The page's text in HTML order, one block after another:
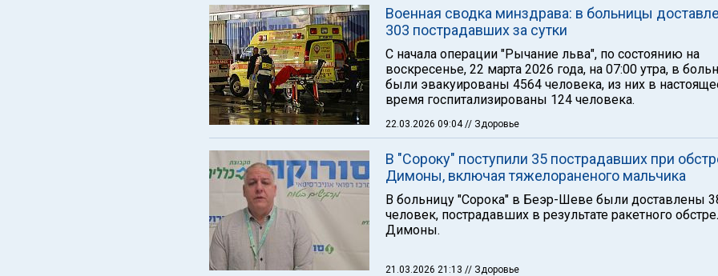
Военная сводка минздрава: в больницы
303 пострадавших за сутки
C начала операции "Рычание льва", по состоянию на
воскресенье, 22 марта 2026 года, на 07:00 утра, в
были эвакуированы 4564 человека, из них в
время госпитализированы 124 человека.
22.03.2026 09:04// Здоровье
В "Сороку" поступили 35 пострадавших при
Димоны, включая тяжелораненого мальчика
В больницу "Сорока" в Беэр-Шеве были доставлены
человек, пострадавших в результате ракетного
Димоны.
21.03.2026 21:13 // Здоровье